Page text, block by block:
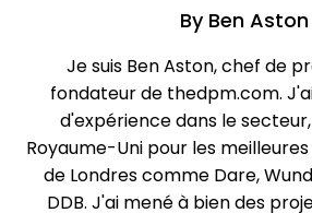
ByBen Aston
Je suis Ben Aston, chef de
fondateur de thedpm.com.
d'expérience dans le
Royaume-Uni pour les
de Londres comme Dare,
DDB. J'ai mené à bien des